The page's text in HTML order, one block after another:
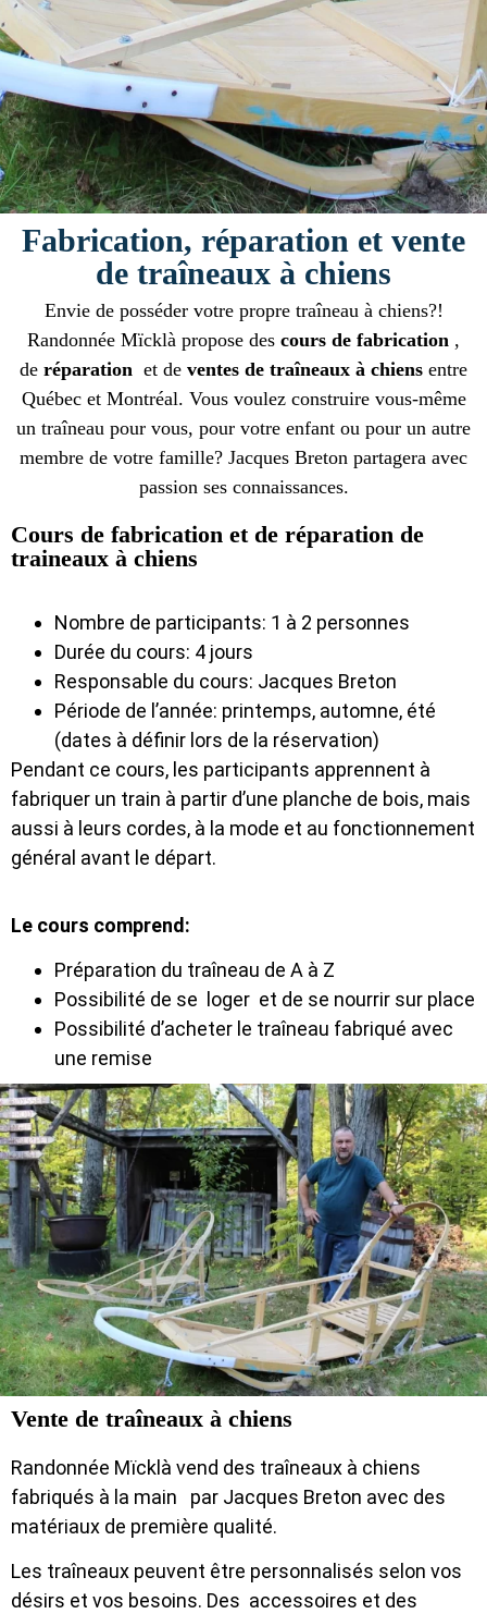
Fabrication, réparation et vente
de traîneaux à chiens
Envie de posséder votre propre traîneau à chiens?!
Randonnée Mïcklà propose des cours de fabrication ,
de réparation et de ventes de traîneaux à chiens entre
Québec et Montréal. Vous voulez construire vous-même
un traîneau pour vous, pour votre enfant ou pour un autre
membre de votre famille? Jacques Breton partagera avec
passion ses connaissances.
Cours de fabrication et de réparation de
traineaux à chiens
Nombre de participants: 1 à 2 personnes
Durée du cours: 4 jours
Responsable du cours: Jacques Breton
Période de l’année: printemps, automne, été
(dates à définir lors de la réservation)
Pendant ce cours, les participants apprennent à
fabriquer un train à partir d’une planche de bois, mais
aussi à leurs cordes, à la mode et au fonctionnement
général avant le départ.
Le cours comprend:
Préparation du traîneau de A à Z
Possibilité de se loger et de se nourrir sur place
Possibilité d’acheter le traîneau fabriqué avec
une remise
Vente de traîneaux à chiens
Randonnée Mïcklà vend des traîneaux à chiens
fabriqués à la main par Jacques Breton avec des
matériaux de première qualité.
Les traîneaux peuvent être personnalisés selon vos
désirs et vos besoins. Des accessoires et des